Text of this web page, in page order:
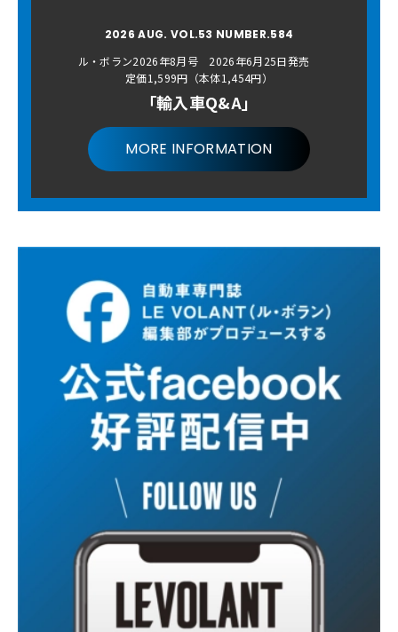
2026 AUG. VOL.53 NUMBER.584
ル・ボラン2026年8月号 2026年6月25日発売
定価1,599円（本体1,454円）
「輸入車Q&A」
MORE INFORMATION